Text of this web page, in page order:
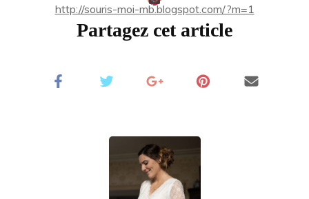
http://souris-moi-mb.blogspot.com/?m=1
Partagez cet article